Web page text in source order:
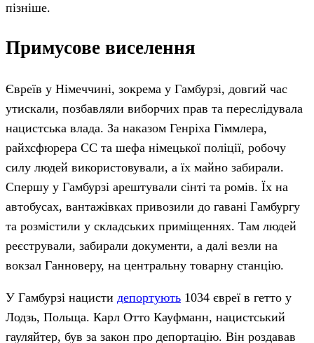
пізніше.
Примусове виселення
Євреїв у Німеччині, зокрема у Гамбурзі, довгий час
утискали, позбавляли виборчих прав та переслідувала
нацистська влада. За наказом Генріха Гіммлера,
райхсфюрера СС та шефа німецької поліції, робочу
силу людей використовували, а їх майно забирали.
Спершу у Гамбурзі арештували сінті та ромів. Їх на
автобусах, вантажівках привозили до гавані Гамбургу
та розмістили у складських приміщеннях. Там людей
реєстрували, забирали документи, а далі везли на
вокзал Ганноверу, на центральну товарну станцію.
У Гамбурзі нацисти депортують 1034 євреї в гетто у
Лодзь, Польща. Карл Отто Кауфманн, нацистський
гауляйтер, був за закон про депортацію. Він роздавав